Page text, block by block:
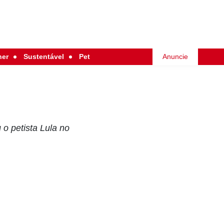
Sustentável Pet Anuncie
o petista Lula no